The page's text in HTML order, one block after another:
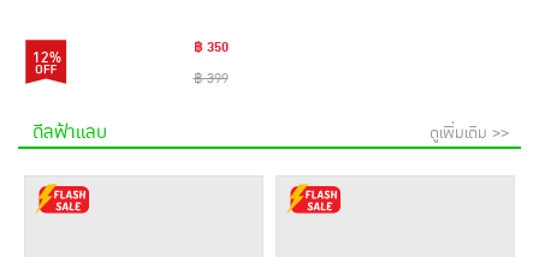
12%
฿ 350
฿ 399
ดีลฟ้าแลบ ดูเพิ่มเติม >>